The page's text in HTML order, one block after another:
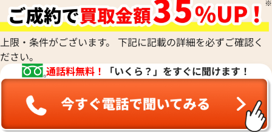
上限・条件がございます。 下記に記載の詳細を必ずご確認く
ださい。
通話料無料！
「いくら？」をすぐに聞けます！